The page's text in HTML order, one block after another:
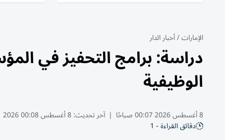
الإمارات/أخبار الدار
دراسة: برامج التحفيز في
الوظيفية
8 أغسطس 2026 00:07 صباحًا | آخر تحديث:8 أغسطس 00:08 2026
دقائق القراءة - 1